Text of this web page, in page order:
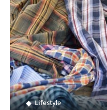
Lifestyle